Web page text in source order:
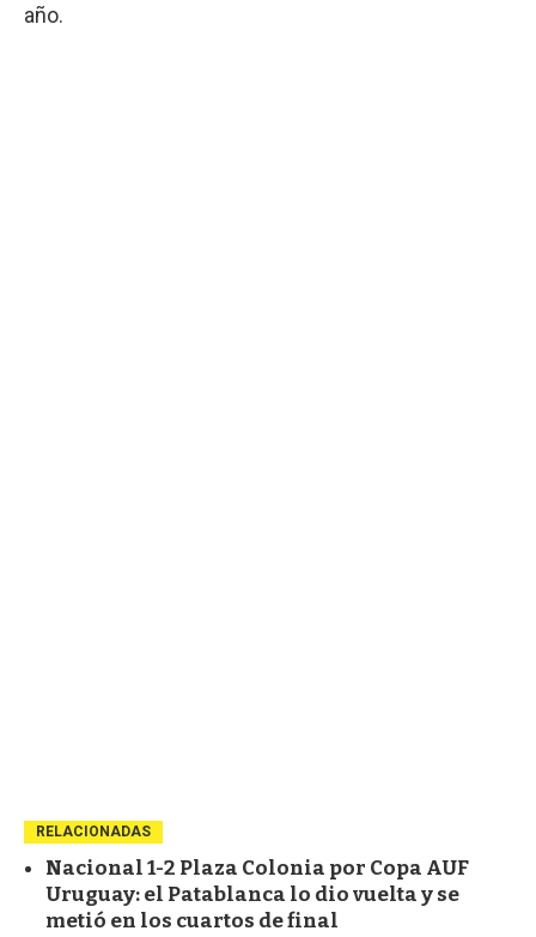
año.
RELACIONADAS
Nacional 1-2 Plaza Colonia por Copa AUF
Uruguay: el Patablanca lo dio vuelta y se
metió en los cuartos de final